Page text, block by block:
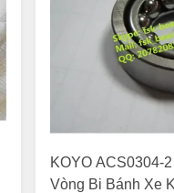
KOYO ACS0304-
Vòng Bi Bánh Xe